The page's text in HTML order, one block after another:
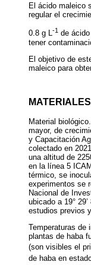
El ácido maleico
regular el
0.8 g L-1 de
tener
El objetivo de
maleico para
Material
mayor, de
y Capacitación
colectado en
una altitud de
en la línea 5
térmico, se
experimentos se
Nacional de
ubicado a 19°
estudios previos
Temperaturas de
plantas de haba
(son visibles el
de haba en